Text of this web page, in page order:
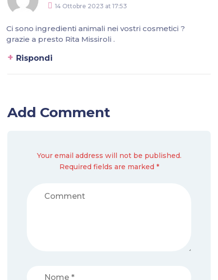
14 Ottobre 2023 at 17:53
Ci sono ingredienti animali nei vostri cosmetici ?
grazie a presto Rita Missiroli .
Rispondi
Add Comment
Your email address will not be published.
Required fields are marked *